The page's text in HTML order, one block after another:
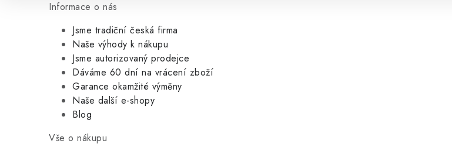
Informace o nás
Jsme tradiční česká firma
Naše výhody k nákupu
Jsme autorizovaný prodejce
Dáváme 60 dní na vrácení zboží
Garance okamžité výměny
Naše další e-shopy
Blog
Vše o nákupu